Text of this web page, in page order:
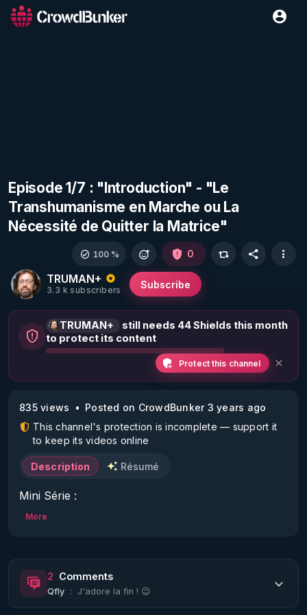
Episode 1/7 : "Introduction" - "Le
Transhumanisme en Marche ou La
Nécessité de Quitter la Matrice"
TRUMAN+
3.3 k subscribers
Subscribe
100 % 0
TRUMAN+
still needs 44 Shields this month
to protect its content
Protect this channel
835 views
Posted on CrowdBunker 3 years ago
This channel's protection is incomplete — support it
to keep its videos online
Description Résumé
Mini Série :
Episode 1/7 :
"Introduction : qu’en est-il vraiment de la réalité des
More
2 Comments
Qfly : J'adore la fin ! 😉